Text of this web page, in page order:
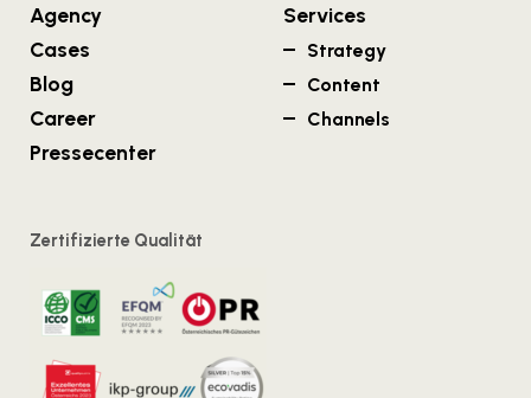
Agency
Cases
Blog
Career
Pressecenter
Services
Strategy
Content
Channels
Zertifizierte Qualität